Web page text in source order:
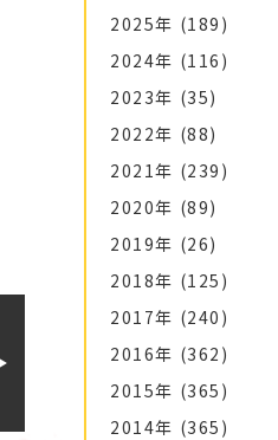
2025年 (189)
2024年 (116)
2023年 (35)
2022年 (88)
2021年 (239)
2020年 (89)
2019年 (26)
2018年 (125)
2017年 (240)
2016年 (362)
2015年 (365)
2014年 (365)